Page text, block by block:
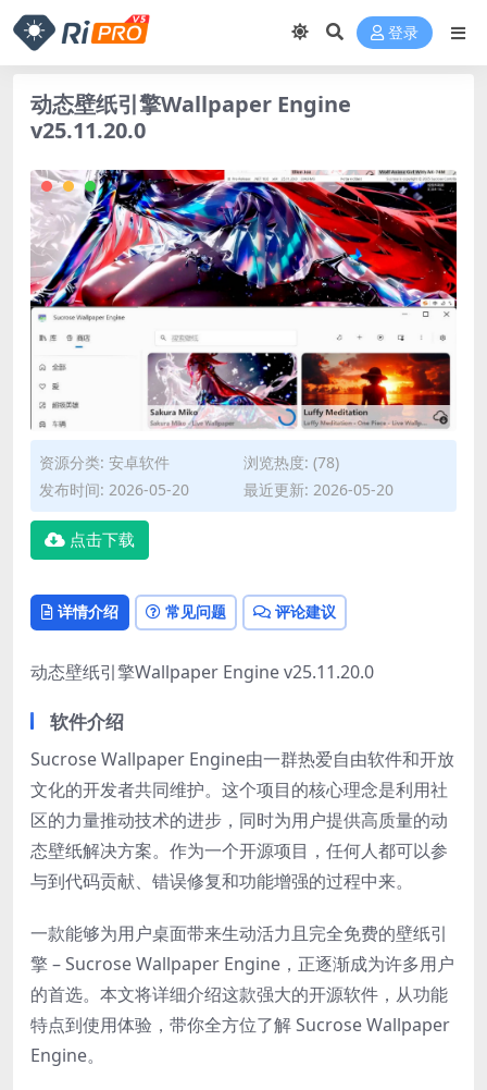
登录
动态壁纸引擎Wallpaper Engine
v25.11.20.0
资源分类: 安卓软件
浏览热度: (78)
发布时间: 2026-05-20
最近更新: 2026-05-20
点击下载
详情介绍 常见问题 评论建议
动态壁纸引擎Wallpaper Engine v25.11.20.0
软件介绍
Sucrose Wallpaper Engine由一群热爱自由软件和开放
文化的开发者共同维护。这个项目的核心理念是利用社
区的力量推动技术的进步，同时为用户提供高质量的动
态壁纸解决方案。作为一个开源项目，任何人都可以参
与到代码贡献、错误修复和功能增强的过程中来。
一款能够为用户桌面带来生动活力且完全免费的壁纸引
擎 – Sucrose Wallpaper Engine，正逐渐成为许多用户
的首选。本文将详细介绍这款强大的开源软件，从功能
特点到使用体验，带你全方位了解 Sucrose Wallpaper
Engine。